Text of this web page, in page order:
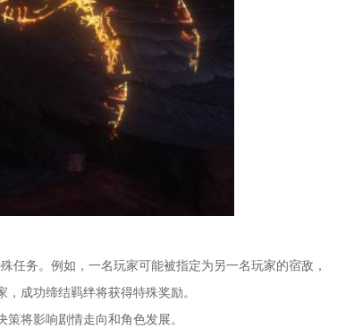
任务。例如，一名玩家可能被指定为另一名玩家的宿敌，
成功缔结羁绊将获得特殊奖励。
将影响剧情走向和角色发展。